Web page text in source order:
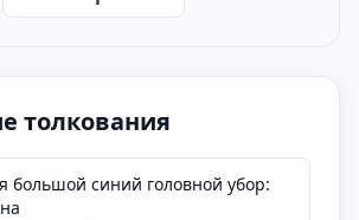
толкования
большой синий головной убор: